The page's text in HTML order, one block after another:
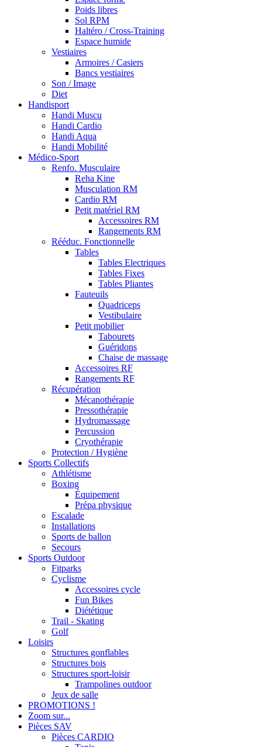
Poids libres
Sol RPM
Haltéro / Cross-Training
Espace humide
Vestiaires
Armoires / Casiers
Bancs vestiaires
Son / Image
Diet
Handisport
Handi Muscu
Handi Cardio
Handi Aqua
Handi Mobilité
Médico-Sport
Renfo. Musculaire
Reha Kine
Musculation RM
Cardio RM
Petit matériel RM
Accessoires RM
Rangements RM
Rééduc. Fonctionnelle
Tables
Tables Electriques
Tables Fixes
Tables Pliantes
Fauteuils
Quadriceps
Vestibulaire
Petit mobilier
Tabourets
Guéridons
Chaise de massage
Accessoires RF
Rangements RF
Récupération
Mécanothérapie
Pressothérapie
Hydromassage
Percussion
Cryothérapie
Protection / Hygiène
Sports Collectifs
Athlétisme
Boxing
Équipement
Prépa physique
Escalade
Installations
Sports de ballon
Secours
Sports Outdoor
Fitparks
Cyclisme
Accessoires cycle
Fun Bikes
Diététique
Trail - Skating
Golf
Loisirs
Structures gonflables
Structures bois
Structures sport-loisir
Trampolines outdoor
Jeux de salle
PROMOTIONS !
Zoom sur...
Pièces SAV
Pièces CARDIO